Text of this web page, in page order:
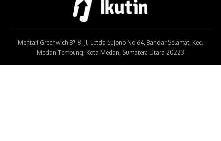
Mentari Greenwich B7-8, Jl. Letda Sujono No.64, Bandar Selamat, Kec.
Medan Tembung, Kota Medan, Sumatera Utara 20223